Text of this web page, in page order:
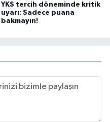
YKS tercih döneminde kritik
uyarı: Sadece puana
bakmayın!